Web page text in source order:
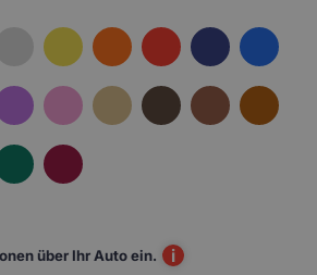
über Ihr Auto ein. i